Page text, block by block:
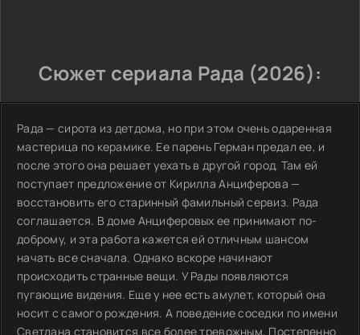
Сюжет сериала Рада (2026):
Рада — сирота из детдома, но при этом очень одаренная
мастерица по керамике. Ее парень Герман предал ее, и
после этого она решает уехать в другой город. Там ей
поступает предложение от Кирилла Анциферова —
восстановить его старинный фамильный сервиз. Рада
соглашается. В доме Анциферовых ее принимают по-
доброму, и эта работа кажется ей отличным шансом
начать все сначала. Однако вскоре начинают
происходить странные вещи. У Рады появляются
пугающие видения. Еще у нее есть амулет, который она
носит с самого рождения. А поведение соседки по имени
Светлана становится все более тревожным. Постепенно